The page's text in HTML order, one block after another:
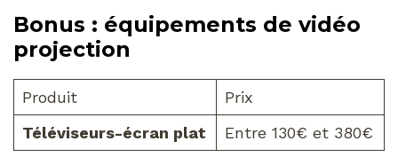
Bonus : équipements de vidéo
projection
Produit
Prix
Téléviseurs-écran plat
Entre 130€ et 380€